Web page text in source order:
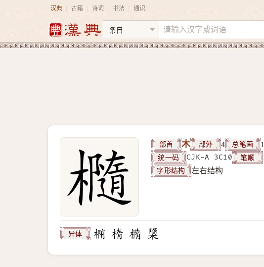
汉典 古籍 诗词 书法 通识
部首 木 部外 4 总笔画
统一码 CJK-A 3C10 笔顺
字形结构 左右结构
异体